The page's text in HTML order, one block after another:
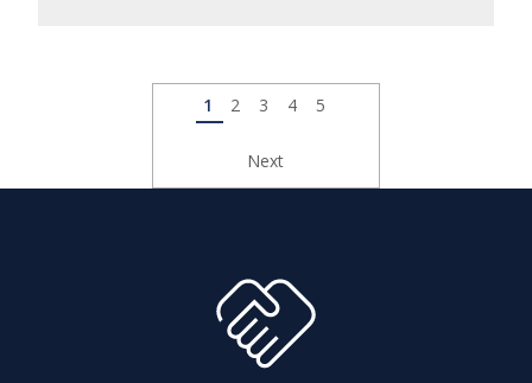
Paginación
Página
actual
1 Página
2 Página
3 Página
4 Página
5
Siguiente
Next